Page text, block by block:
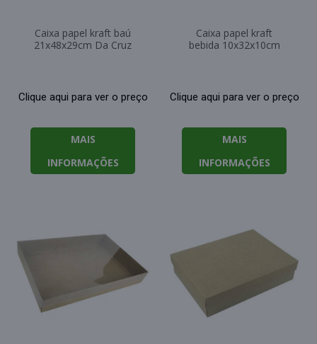
Caixa papel kraft baú
21x48x29cm Da Cruz
Clique aqui para ver o preço
MAIS
INFORMAÇÕES
Caixa papel kraft
bebida 10x32x10cm
Clique aqui para ver o preço
MAIS
INFORMAÇÕES